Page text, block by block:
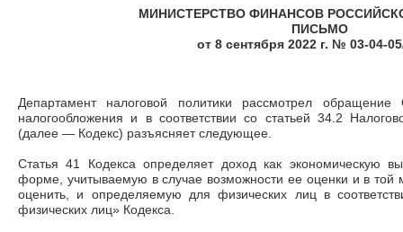
МИНИСТЕРСТВО ФИНАНСОВ
ПИСЬМО
от 8 сентября 2022 г. № 03-04-
Департамент налоговой политики рассмотрел
налогообложения и в соответствии со статьей 34.2
(далее — Кодекс) разъясняет следующее.
Статья 41 Кодекса определяет доход как экономическую
форме, учитываемую в случае возможности ее оценки и в той
оценить, и определяемую для физических лиц в
физических лиц» Кодекса.